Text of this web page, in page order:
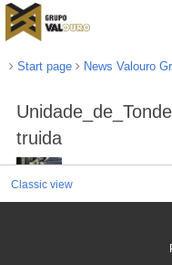
Start page News Valouro
truida
Classic view